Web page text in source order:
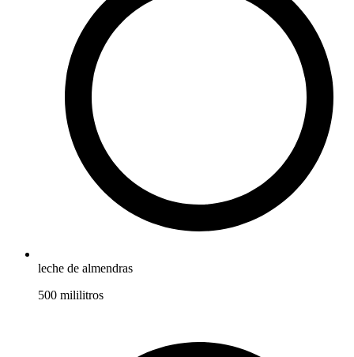
leche de almendras
500 mililitros